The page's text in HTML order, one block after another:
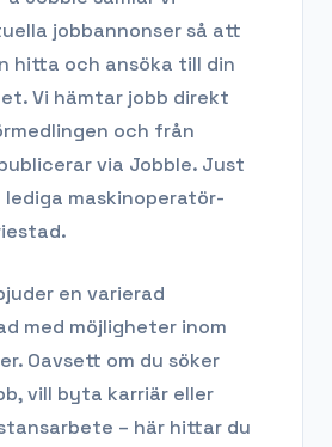
jobbannonser så att
hitta och ansöka till din
Vi hämtar jobb direkt
och från
via Jobble. Just
lediga maskinoperatör-
en varierad
med möjligheter inom
Oavsett om du söker
vill byta karriär eller
– här hittar du